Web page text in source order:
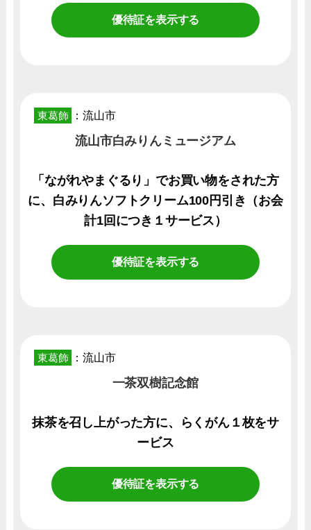
優待証を表示する
東葛飾 ：流山市
流山市白みりんミュージアム
「ながれやまぐるり」でお買い物をされた方
に、白みりんソフトクリーム100円引き（お会
計1回につき１サービス）
優待証を表示する
東葛飾 ：流山市
一茶双樹記念館
抹茶を召し上がった方に、らくがん１枚をサ
ービス
優待証を表示する